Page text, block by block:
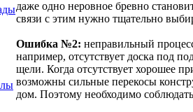
даже одно неровное бревно
связи с этим нужно тщательно
Ошибка №2: неправильный
например, отсутствует доска под
щели. Когда отсутствует хорошее
возможны сильные перекосы
дом. Поэтому необходимо